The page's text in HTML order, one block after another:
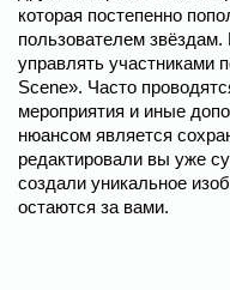
которая постепенно
пользователем звёздам.
управлять участниками
Scene». Часто
мероприятия и иные
нюансом является
редактировали вы уже
создали уникальное
остаются за вами.